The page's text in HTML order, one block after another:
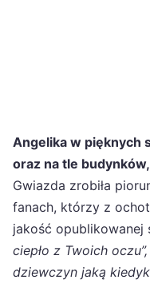
Angelika w pięknych
oraz na tle
Gwiazda zrobiła
fanach, którzy z
jakość opublikowanej
ciepło z Twoich
dziewczyn jaką